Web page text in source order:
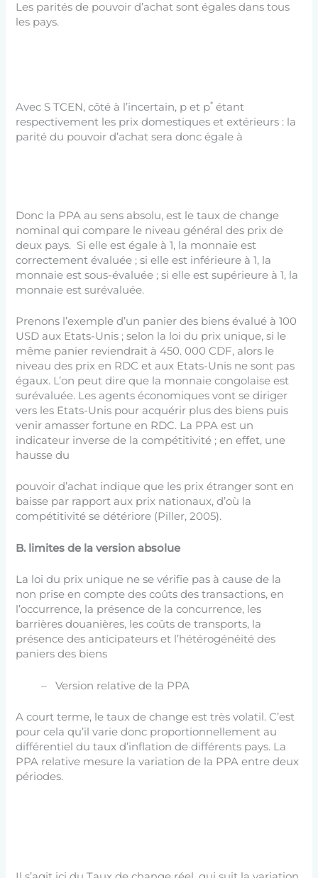
Les parités de pouvoir d’achat sont égales dans tous
les pays.
Avec S TCEN, côté à l’incertain, p et p* étant
respectivement les prix domestiques et extérieurs : la
parité du pouvoir d’achat sera donc égale à
Donc la PPA au sens absolu, est le taux de change
nominal qui compare le niveau général des prix de
deux pays. Si elle est égale à 1, la monnaie est
correctement évaluée ; si elle est inférieure à 1, la
monnaie est sous-évaluée ; si elle est supérieure à 1, la
monnaie est surévaluée.
Prenons l’exemple d’un panier des biens évalué à 100
USD aux Etats-Unis ; selon la loi du prix unique, si le
même panier reviendrait à 450. 000 CDF, alors le
niveau des prix en RDC et aux Etats-Unis ne sont pas
égaux. L’on peut dire que la monnaie congolaise est
surévaluée. Les agents économiques vont se diriger
vers les Etats-Unis pour acquérir plus des biens puis
venir amasser fortune en RDC. La PPA est un
indicateur inverse de la compétitivité ; en effet, une
hausse du
pouvoir d’achat indique que les prix étranger sont en
baisse par rapport aux prix nationaux, d’où la
compétitivité se détériore (Piller, 2005).
B.limites de la version absolue
La loi du prix unique ne se vérifie pas à cause de la
non prise en compte des coûts des transactions, en
l’occurrence, la présence de la concurrence, les
barrières douanières, les coûts de transports, la
présence des anticipateurs et l’hétérogénéité des
paniers des biens
– Version relative de la PPA
A court terme, le taux de change est très volatil. C’est
pour cela qu’il varie donc proportionnellement au
différentiel du taux d’inflation de différents pays. La
PPA relative mesure la variation de la PPA entre deux
périodes.